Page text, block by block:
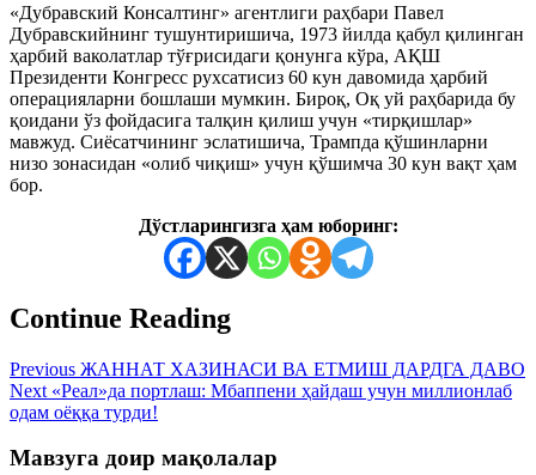
«Дубравский Консалтинг» агентлиги раҳбари Павел
Дубравскийнинг тушунтиришича, 1973 йилда қабул қилинган
ҳарбий ваколатлар тўғрисидаги қонунга кўра, АҚШ
Президенти Конгресс рухсатисиз 60 кун давомида ҳарбий
операцияларни бошлаши мумкин. Бироқ, Оқ уй раҳбарида бу
қоидани ўз фойдасига талқин қилиш учун «тирқишлар»
мавжуд. Сиёсатчининг эслатишича, Трампда қўшинларни
низо зонасидан «олиб чиқиш» учун қўшимча 30 кун вақт ҳам
бор.
Дўстларингизга ҳам юборинг:
Continue Reading
Previous ЖАННАТ ХАЗИНАСИ ВА ЕТМИШ ДАРДГА ДАВО
Next «Реал»да портлаш: Мбаппени ҳайдаш учун миллионлаб
одам оёққа турди!
Мавзуга доир мақолалар